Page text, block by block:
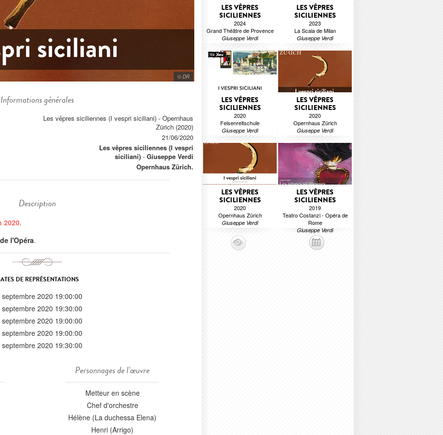
© DR
Informations générales
Les vêpres siciliennes (I vespri siciliani) - Opernhaus
Zürich (2020)
21/06/2020
Les vêpres siciliennes (I vespri
siciliani) - Giuseppe Verdi
Opernhaus Zürich.
Description
2020.
l'Opéra.
DE REPRÉSENTATIONS
septembre 2020 19:00:00
septembre 2020 19:30:00
septembre 2020 19:00:00
septembre 2020 19:00:00
septembre 2020 19:30:00
Personnages de l'œuvre
Metteur en scène
Chef d'orchestre
Hélène (La duchessa Elena)
Henri (Arrigo)
LES VÊPRES
SICILIENNES
2024
Grand Théâtre de Provence
Giuseppe Verdi
LES VÊPRES
SICILIENNES
2023
La Scala de Milan
Giuseppe Verdi
LES VÊPRES
SICILIENNES
2020
Felsenreitschule
Giuseppe Verdi
LES VÊPRES
SICILIENNES
2020
Opernhaus Zürich
Giuseppe Verdi
LES VÊPRES
SICILIENNES
2020
Opernhaus Zürich
Giuseppe Verdi
LES VÊPRES
SICILIENNES
2019
Teatro Costanzi - Opéra de
Rome
Giuseppe Verdi